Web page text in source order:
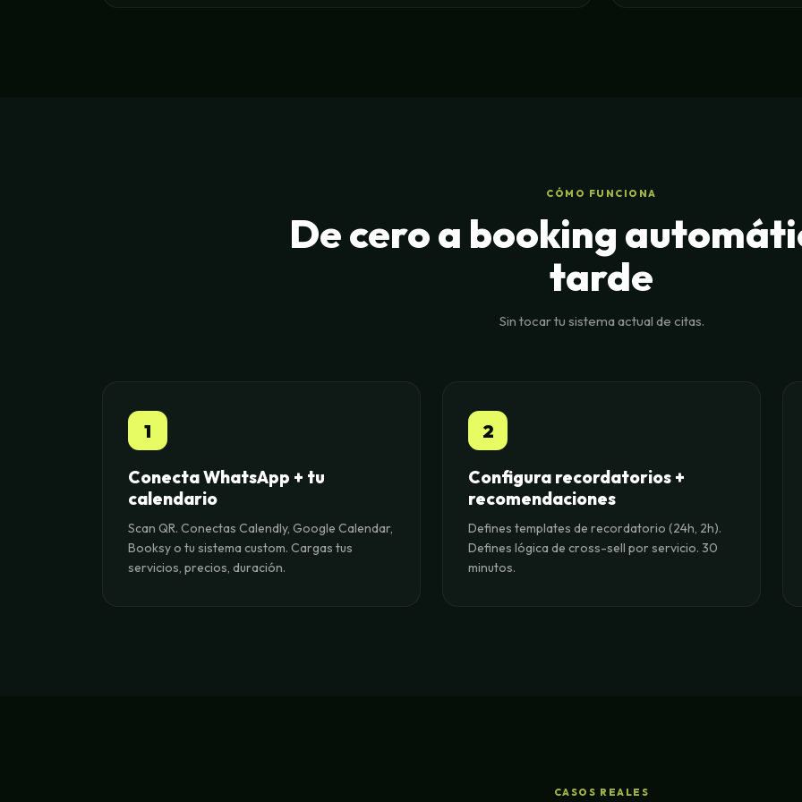
CÓMO FUNCIONA
De cero a booking
tarde
Sin tocar tu sistema actual de citas.
1
Conecta WhatsApp + tu
calendario
Scan QR. Conectas Calendly, Google Calendar,
Booksy o tu sistema custom. Cargas tus
servicios, precios, duración.
2
Configura recordatorios +
recomendaciones
Defines templates de recordatorio (24h, 2h).
Defines lógica de cross-sell por servicio. 30
minutos.
CASOS REALES